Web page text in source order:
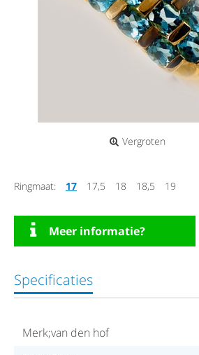
Vergroten
Ringmaat: 17 17,5 18 18,5 19
Meer informatie?
Specificaties
Merk;van den hof